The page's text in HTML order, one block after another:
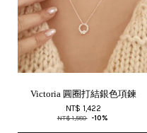
Victoria 圓圈打結銀色項鍊
NT$ 1,422
NT$ 1,580 -10%